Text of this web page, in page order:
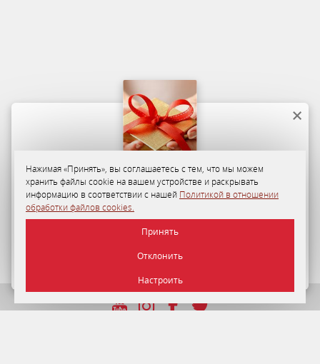
Нажимая «Принять», вы соглашаетесь с тем, что мы можем
хранить файлы cookie на вашем устройстве и раскрывать
информацию в соответствии с нашей Политикой в отношении
обработки файлов cookies.
Принять
Отклонить
Настроить
Программа лояльности
35-50%персональная скидка на размещение в «Отеле
«Минск» для гостей по Программе лояльности.
ПОДРОБНЕЕ